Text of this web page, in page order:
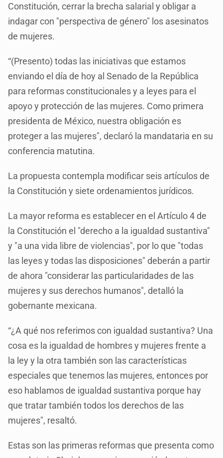
Constitución, cerrar la brecha salarial y obligar a
indagar con "perspectiva de género" los asesinatos
de mujeres.
“(Presento) todas las iniciativas que estamos
enviando el día de hoy al Senado de la República
para reformas constitucionales y a leyes para el
apoyo y protección de las mujeres. Como primera
presidenta de México, nuestra obligación es
proteger a las mujeres", declaró la mandataria en su
conferencia matutina.
La propuesta contempla modificar seis artículos de
la Constitución y siete ordenamientos jurídicos.
La mayor reforma es establecer en el Artículo 4 de
la Constitución el "derecho a la igualdad sustantiva"
y "a una vida libre de violencias", por lo que "todas
las leyes y todas las disposiciones" deberán a partir
de ahora "considerar las particularidades de las
mujeres y sus derechos humanos", detalló la
gobernante mexicana.
“¿A qué nos referimos con igualdad sustantiva? Una
cosa es la igualdad de hombres y mujeres frente a
la ley y la otra también son las características
especiales que tenemos las mujeres, entonces por
eso hablamos de igualdad sustantiva porque hay
que tratar también todos los derechos de las
mujeres", resaltó.
Estas son las primeras reformas que presenta como